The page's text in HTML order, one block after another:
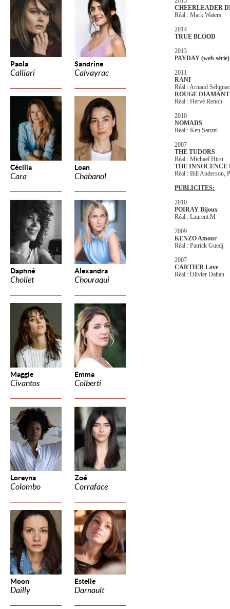
Paola
Calliari
Sandrine
Calvayrac
Cécilia
Cara
Loan
Chabanol
Daphné
Chollet
Alexandra
Chouraqui
Maggie
Civantos
Emma
Colberti
Loreyna
Colombo
Zoé
Corraface
Moon
Dailly
Estelle
Darnault
CHEERLEADER
Réal : Mark Waters
2014
TRUE BLOOD
2013
PAYDAY (web série)
2011
RANI
Réal : Arnaud Sélignac
ROUGE DIAMANT
Réal : Hervé Renoh
2010
NOMADS
Réal : Ken Sanzel
2007
THE TUDORS
Réal : Michael Hirst
THE INNOCENCE
Réal : Bill Anderson,
PUBLICITES:
2010
POIRAY Bijoux
Réal : Laurent.M
2009
KENZO Amour
Réal : Patrick Guedj
2007
CARTIER Love
Réal : Olivier Dahan